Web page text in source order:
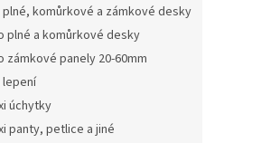
plné, komůrkové a zámkové desky
plné a komůrkové desky
zámkové panely 20-60mm
lepení
úchytky
panty, petlice a jiné